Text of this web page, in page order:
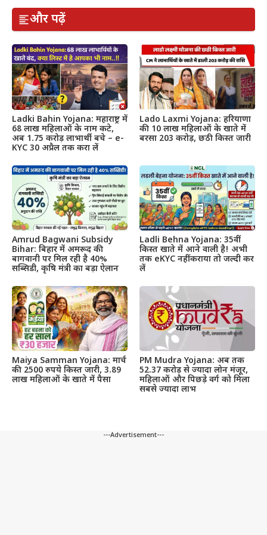
और पढ़ें
Ladki Bahin Yojana: महाराष्ट्र में
68 लाख महिलाओं के नाम कटे,
अब 1.75 करोड़ लाभार्थी बचे – e-
KYC 30 अप्रैल तक करा लें
Lado Laxmi Yojana: हरियाणा
की 10 लाख महिलाओं के खाते में
बरसा 203 करोड़, छठी किस्त जारी
Amrud Bagwani Subsidy
Bihar: बिहार में अमरूद की
बागवानी पर मिल रही है 40%
सब्सिडी, कृषि मंत्री का बड़ा ऐलान
Ladli Behna Yojana: 35वीं
किस्त खाते में आने वाली है! अभी
तक eKYC नहीं कराया तो जल्दी कर
लें
Maiya Samman Yojana: मार्च
की 2500 रुपये किस्त जारी, 3.89
लाख महिलाओं के खाते में पैसा
PM Mudra Yojana: अब तक
52.37 करोड़ से ज्यादा लोन मंजूर,
महिलाओं और पिछड़े वर्ग को मिला
सबसे ज्यादा लाभ
---Advertisement---